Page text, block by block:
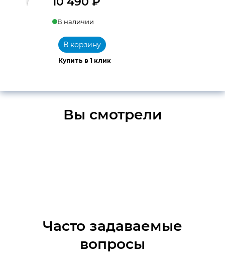
В наличии
Купить в 1 клик
В корзину
Вы смотрели
Часто задаваемые
вопросы